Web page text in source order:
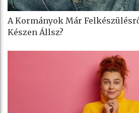
A Kormányok Már
Készen Állsz?